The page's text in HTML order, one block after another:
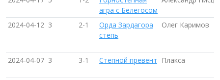
агра с Белегосом
2024-04-12 3 2-1
Орда Зардагора
степь
Олег Каримов
2024-04-07 3 3-1 Степной превент Плакса